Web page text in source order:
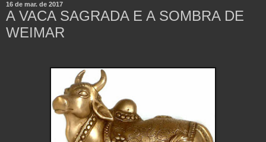
16 de mar. de 2017
A VACA SAGRADA E A SOMBRA DE
WEIMAR